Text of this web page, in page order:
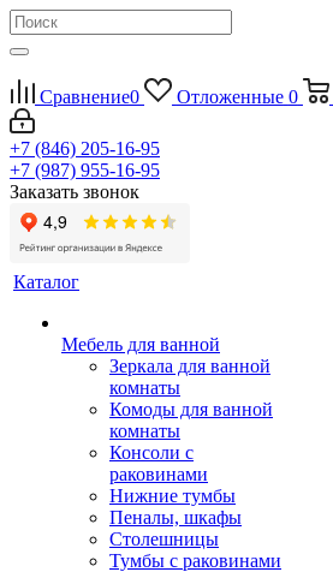
Сравнение0 Отложенные 0
+7 (846) 205-16-95
+7 (987) 955-16-95
Заказать звонок
Каталог
Мебель для ванной
Зеркала для ванной
комнаты
Комоды для ванной
комнаты
Консоли с
раковинами
Нижние тумбы
Пеналы, шкафы
Столешницы
Тумбы с раковинами